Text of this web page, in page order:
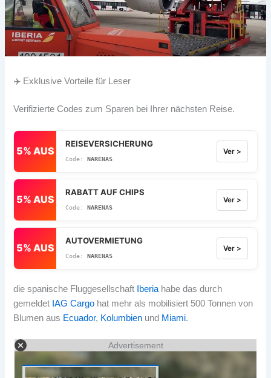
✈️ Exklusive Vorteile für Leser
Verifizierte Codes zum Sparen bei Ihrer nächsten Reise.
5% AUS
REISEVERSICHERUNG
NARENAS
Ver >
5% AUS
RABATT AUF CHIPS
NARENAS
Ver >
5% AUS
AUTOVERMIETUNG
NARENAS
Ver >
die spanische Fluggesellschaft Iberia habe das durch
gemeldet IAG Cargo hat mehr als mobilisiert 500 Tonnen von
Blumen aus Ecuador, Kolumbien und Miami.
Advertisement